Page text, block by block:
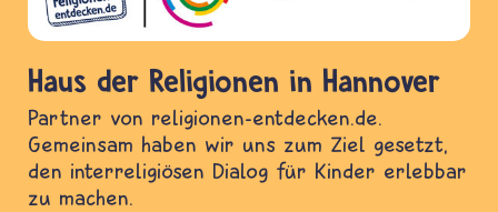
Haus der Religionen in Hannover
Partner von religionen-entdecken.de.
Gemeinsam haben wir uns zum Ziel gesetzt,
den interreligiösen Dialog für Kinder erlebbar
zu machen.